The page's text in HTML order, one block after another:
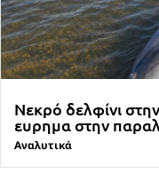
Νεκρό δελφίνι
ευρημα στην
Αναλυτικά